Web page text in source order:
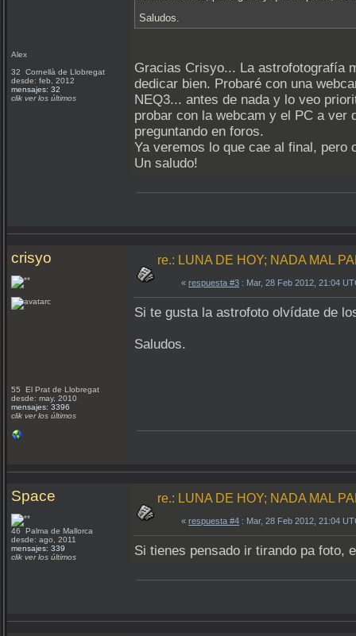
Alex
32 Cornellà de Llobregat
desde: feb, 2012
mensajes: 32
clik ver los últimos
Saludos.
Gracias Crisyo... La astrofotografía
dedicar bien. Probaré con una
NEQ3... antes de nada y lo veo
probar con la webcam y el PC a ver
preguntando en foros.
Ya veremos lo que cae al final, pero
Un saludo!
crisyo
55 El Prat de Llobregat
desde: may, 2010
mensajes: 3396
clik ver los últimos
re.: LUNA DE HOY; NADA MAL
« respuesta #3 : Mar, 28 Feb 2012, 21:04
Si te gusta la astrofoto olvídate de
Saludos.
Space
46 Palma de Mallorca
desde: ago, 2011
mensajes: 339
clik ver los últimos
re.: LUNA DE HOY; NADA MAL
« respuesta #4 : Mar, 28 Feb 2012, 21:04
Si tienes pensado ir tirando pa foto,